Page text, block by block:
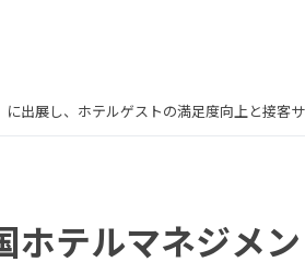
に出展し、ホテルゲストの満足度向上と接客
ホテルマネジメ